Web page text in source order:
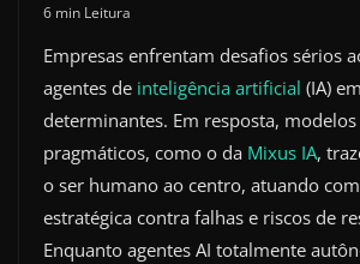
6 min Leitura
Empresas enfrentam desafios sérios
agentes de inteligência artificial (IA)
determinantes. Em resposta,
pragmáticos, como o da Mixus IA,
o ser humano ao centro, atuando
estratégica contra falhas e riscos de
Enquanto agentes AI totalmente